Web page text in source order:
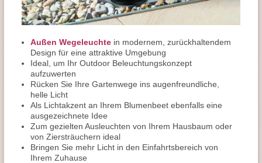
Außen Wegeleuchte in modernem, zurückhaltendem
Design für eine attraktive Umgebung
Ideal, um Ihr Outdoor Beleuchtungskonzept
aufzuwerten
Rücken Sie Ihre Gartenwege ins augenfreundliche,
helle Licht
Als Lichtakzent an Ihrem Blumenbeet ebenfalls eine
ausgezeichnete Idee
Zum gezielten Ausleuchten von Ihrem Hausbaum oder
von Ziersträuchern ideal
Bringen Sie mehr Licht in den Einfahrtsbereich von
Ihrem Zuhause